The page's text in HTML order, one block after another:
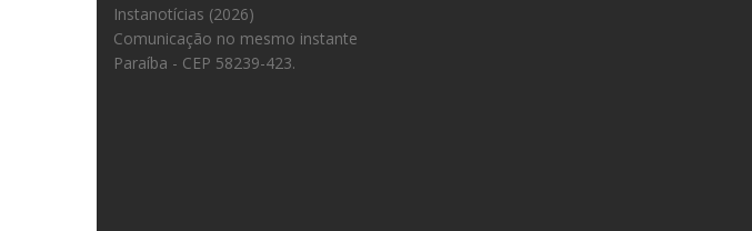
Instanotícias (2026)
Comunicação no mesmo instante
Paraíba - CEP 58239-423.